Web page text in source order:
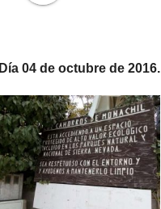
Día 04 de octubre de 2016.